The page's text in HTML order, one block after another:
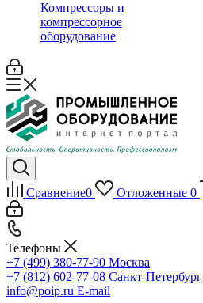
Компрессоры и
компрессорное
оборудование
Сравнение0 Отложенные 0
Телефоны
+7 (499) 380-77-90 Москва
+7 (812) 602-77-08 Санкт-Петербург
info@poip.ru E-mail